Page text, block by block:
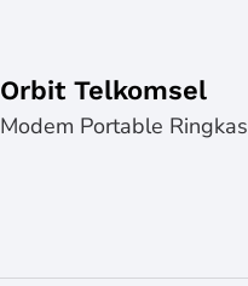
Orbit Telkomsel
Modem Portable